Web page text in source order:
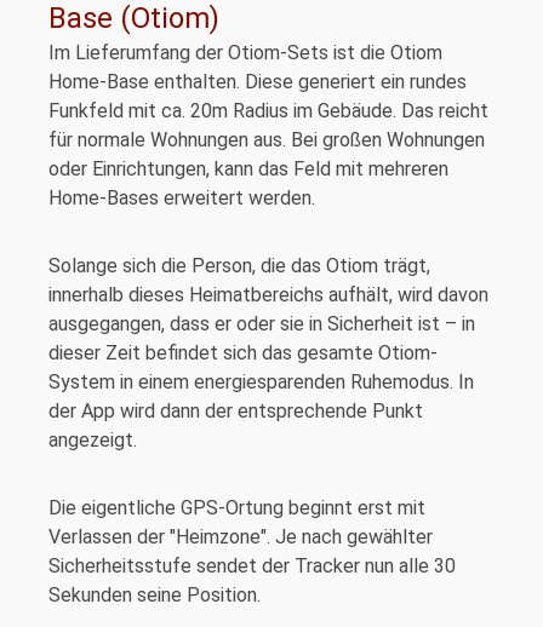
Base (Otiom)
Im Lieferumfang der Otiom-Sets ist die Otiom
Home-Base enthalten. Diese generiert ein rundes
Funkfeld mit ca. 20m Radius im Gebäude. Das reicht
für normale Wohnungen aus. Bei großen Wohnungen
oder Einrichtungen, kann das Feld mit mehreren
Home-Bases erweitert werden.
Solange sich die Person, die das Otiom trägt,
innerhalb dieses Heimatbereichs aufhält, wird davon
ausgegangen, dass er oder sie in Sicherheit ist – in
dieser Zeit befindet sich das gesamte Otiom-
System in einem energiesparenden Ruhemodus. In
der App wird dann der entsprechende Punkt
angezeigt.
Die eigentliche GPS-Ortung beginnt erst mit
Verlassen der "Heimzone". Je nach gewählter
Sicherheitsstufe sendet der Tracker nun alle 30
Sekunden seine Position.